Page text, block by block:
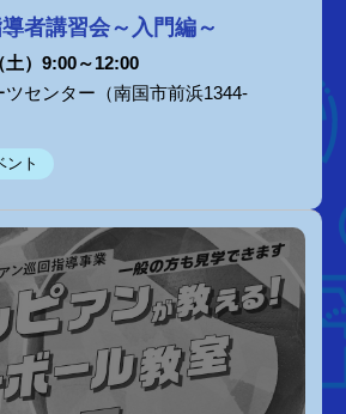
者講習会～入門編～
）9:00～12:00
センター（南国市前浜1344-
ント